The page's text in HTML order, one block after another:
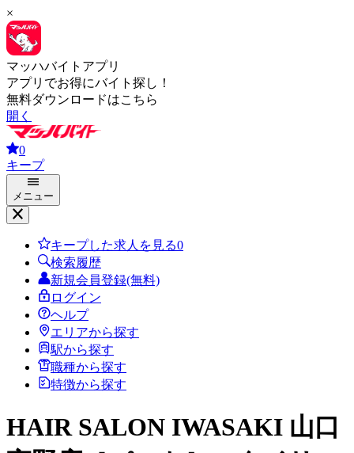
×
マッハバイトアプリ
アプリでお得にバイト探し！
無料ダウンロードはこちら
開く
0
キープ
メニュー
キープした求人を見る0
検索履歴
新規会員登録(無料)
ログイン
ヘルプ
エリアから探す
駅から探す
職種から探す
特徴から探す
HAIR SALON IWASAKI 山口